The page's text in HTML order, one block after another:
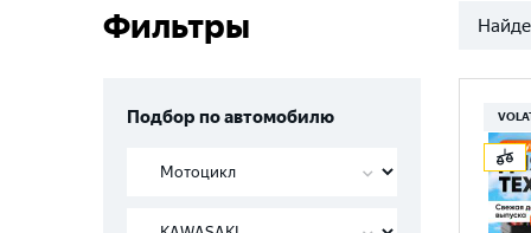
Фильтры
Подбор по автомобилю